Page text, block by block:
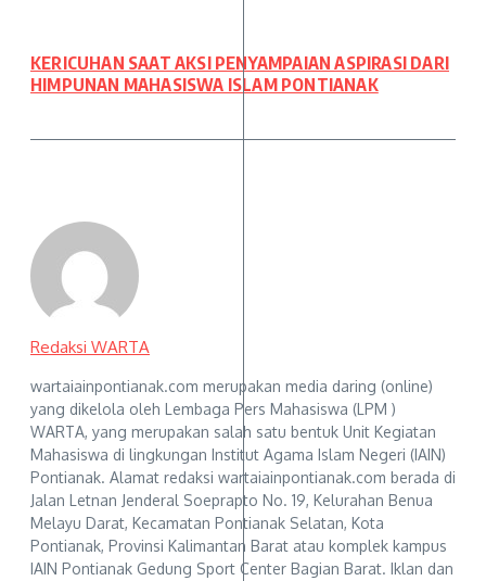
KERICUHAN SAAT AKSI PENYAMPAIAN ASPIRASI DARI
HIMPUNAN MAHASISWA ISLAM PONTIANAK
Redaksi WARTA
wartaiainpontianak.com merupakan media daring (online)
yang dikelola oleh Lembaga Pers Mahasiswa (LPM )
WARTA, yang merupakan salah satu bentuk Unit Kegiatan
Mahasiswa di lingkungan Institut Agama Islam Negeri (IAIN)
Pontianak. Alamat redaksi wartaiainpontianak.com berada di
Jalan Letnan Jenderal Soeprapto No. 19, Kelurahan Benua
Melayu Darat, Kecamatan Pontianak Selatan, Kota
Pontianak, Provinsi Kalimantan Barat atau komplek kampus
IAIN Pontianak Gedung Sport Center Bagian Barat. Iklan dan